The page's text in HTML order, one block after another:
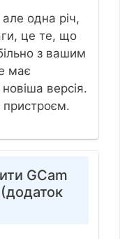
одна річ,
це те, що
з вашим
має
версія.
пристроєм.
GCam